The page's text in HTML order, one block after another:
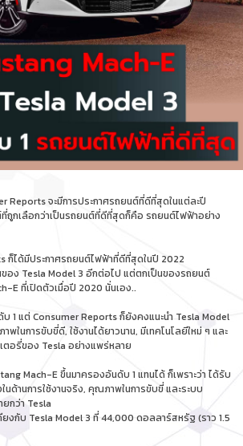
Reports จะมีการประกาศรถยนต์ที่ดีที่สุดในแต่ละปี
ถูกเลือกว่าเป็นรถยนต์ที่ดีที่สุดก็คือ รถยนต์ไฟฟ้าอย่าง
ก็ได้มีประกาศรถยนต์ไฟฟ้าที่ดีที่สุดในปี 2022
อง Tesla Model 3 อีกต่อไป แต่ตกเป็นของรถยนต์
E ที่เปิดตัวเมื่อปี 2020 นั่นเอง..
1 แต่ Consumer Reports ก็ยังคงแนะนำ Tesla Model
พในการขับขี่ดี, ใช้งานได้ยาวนาน, มีเทคโนโลยีใหม่ ๆ และ
ตอรี่ของ Tesla อย่างแพร่หลาย
Mach-E ขึ้นมาครองอันดับ 1 แทนได้ ก็เพราะว่า ได้รับ
นด้านการใช้งานจริง, คุณภาพในการขับขี่ และระบบ
ยกว่า Tesla
ยงกับ Tesla Model 3 ที่ 44,000 ดอลลาร์สหรัฐ (ราว 1.5